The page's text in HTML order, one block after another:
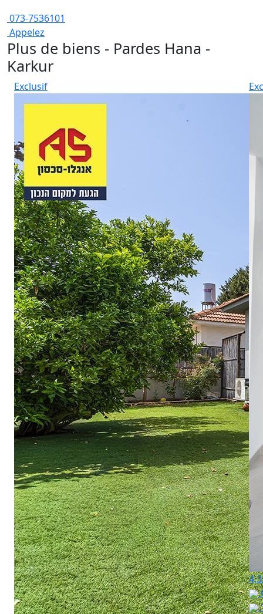
073-7536101
Appelez
Plus de biens - Pardes Hana -
Karkur
Exclusif